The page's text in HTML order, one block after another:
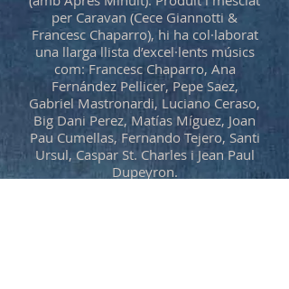
per Caravan (Cece Giannotti &
Francesc Chaparro), hi ha col·laborat
una llarga llista d’excel·lents músics
com: Francesc Chaparro, Ana
Fernández Pellicer, Pepe Saez,
Gabriel Mastronardi, Luciano Ceraso,
Big Dani Perez, Matías Míguez, Joan
Pau Cumellas, Fernando Tejero, Santi
Ursul, Caspar St. Charles i Jean Paul
Dupeyron.